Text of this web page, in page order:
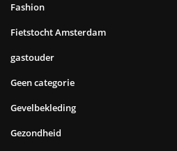
Fashion
Fietstocht Amsterdam
gastouder
Geen categorie
Gevelbekleding
Gezondheid